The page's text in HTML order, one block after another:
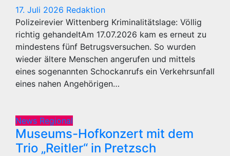
17. Juli 2026 Redaktion
Polizeirevier Wittenberg Kriminalitätslage: Völlig
richtig gehandeltAm 17.07.2026 kam es erneut zu
mindestens fünf Betrugsversuchen. So wurden
wieder ältere Menschen angerufen und mittels
eines sogenannten Schockanrufs ein Verkehrsunfall
eines nahen Angehörigen…
News Regional
Museums-Hofkonzert mit dem
Trio „Reitler“ in Pretzsch